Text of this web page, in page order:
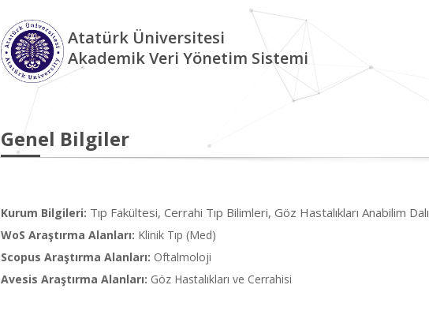
Atatürk Üniversitesi
Akademik Veri Yönetim Sistemi
Genel Bilgiler
Kurum Bilgileri: Tıp Fakültesi, Cerrahi Tıp Bilimleri, Göz Hastalıkları Anabilim Dalı
WoS Araştırma Alanları: Klinik Tıp (Med)
Scopus Araştırma Alanları: Oftalmoloji
Avesis Araştırma Alanları: Göz Hastalıkları ve Cerrahisi